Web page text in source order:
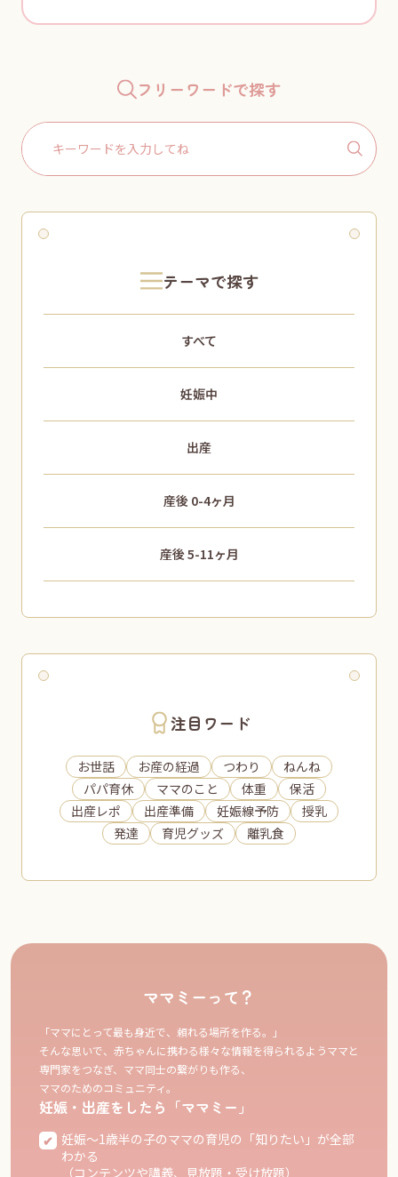
フリーワードで探す
Search
for:
テーマで探す
すべて
妊娠中
出産
産後 0-4ヶ月
産後 5-11ヶ月
注目ワード
お世話 お産の経過 つわり
ねんね
パパ育休
ママのこと 体重
保活
出産レポ
出産準備 妊娠線予防
授乳
発達
育児グッズ 離乳食
ママミーって？
「ママにとって最も身近で、頼れる場所を作る。」
そんな思いで、赤ちゃんに携わる様々な情報を得られるようママと
専門家をつなぎ、ママ同士の繋がりも作る、
ママのためのコミュニティ。
妊娠・出産をしたら「ママミー」
妊娠〜1歳半の子のママの育児の「知りたい」が全部
わかる
（コンテンツや講義、見放題・受け放題）